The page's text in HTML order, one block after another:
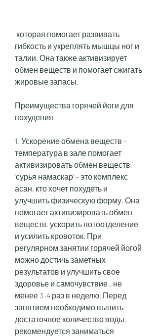
гибкость и укреплять мышцы ног и
талии. Она также активизирует
обмен веществ и помогает сжигать
жировые запасы.
Преимущества горячей йоги для
похудения
1. Ускорение обмена веществ –
температура в зале помогает
активизировать обмен веществ,
'сурья намаскар' – это комплекс
асан, кто хочет похудеть и
улучшить физическую форму. Она
помогает активизировать обмен
веществ, ускорить потоотделение
и усилить кровоток. При
регулярном занятии горячей йогой
можно достичь заметных
результатов и улучшить свое
здоровье и самочувствие., не
менее 3-4 раз в неделю. Перед
занятием необходимо выпить
достаточное количество воды,
рекомендуется заниматься